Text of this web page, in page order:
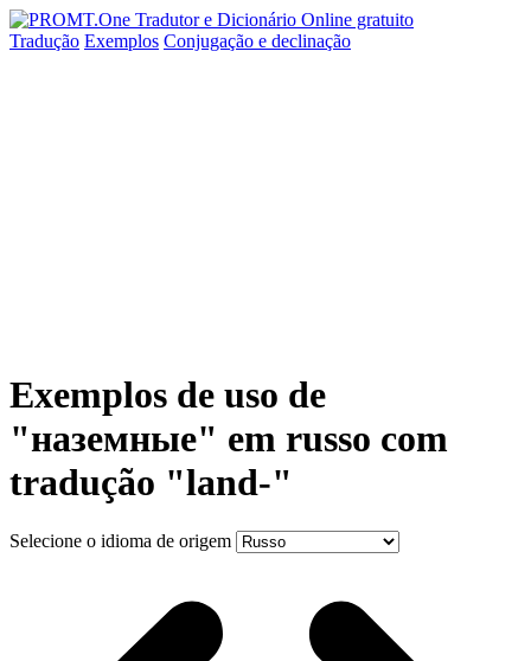
Tradução Exemplos Conjugação e declinação
Exemplos de uso de
"наземные" em russo com
tradução "land-"
Selecione o idioma de origem